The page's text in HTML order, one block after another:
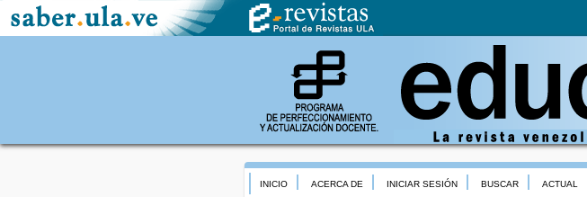
INICIO ACERCA DE INICIAR SESIÓN BUSCAR ACTUAL